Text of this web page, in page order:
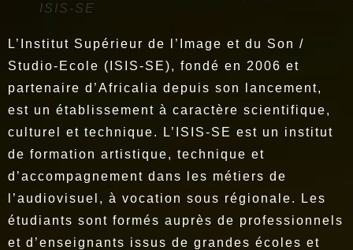
ISIS-SE
L’Institut Supérieur de l’Image et du Son /
Studio-Ecole (ISIS-SE), fondé en 2006 et
partenaire d’Africalia depuis son lancement,
est un établissement à caractère scientifique,
culturel et technique. L’ISIS-SE est un institut
de formation artistique, technique et
d’accompagnement dans les métiers de
l’audiovisuel, à vocation sous régionale. Les
étudiants sont formés auprès de professionnels
et d’enseignants issus de grandes écoles et